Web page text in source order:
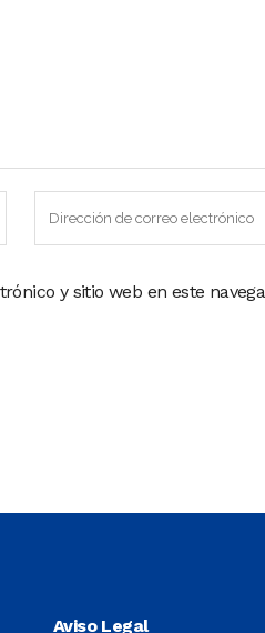
y sitio web en este
Aviso Legal